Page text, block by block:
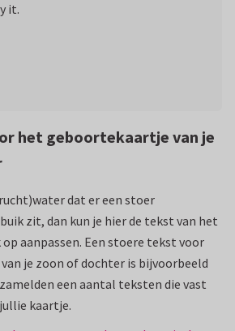
it.
het geboortekaartje van je
dat er een stoer
zit, dan kun je hier de tekst van het
aanpassen. Een stoere tekst voor
je zoon of dochter is bijvoorbeeld
een aantal teksten die vast
kaartje.